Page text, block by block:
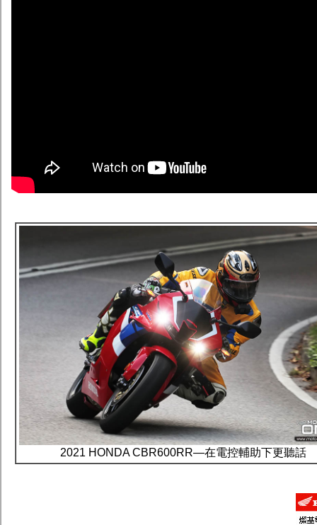
2021 HONDA CBR600RR—在電控輔助下更聽話